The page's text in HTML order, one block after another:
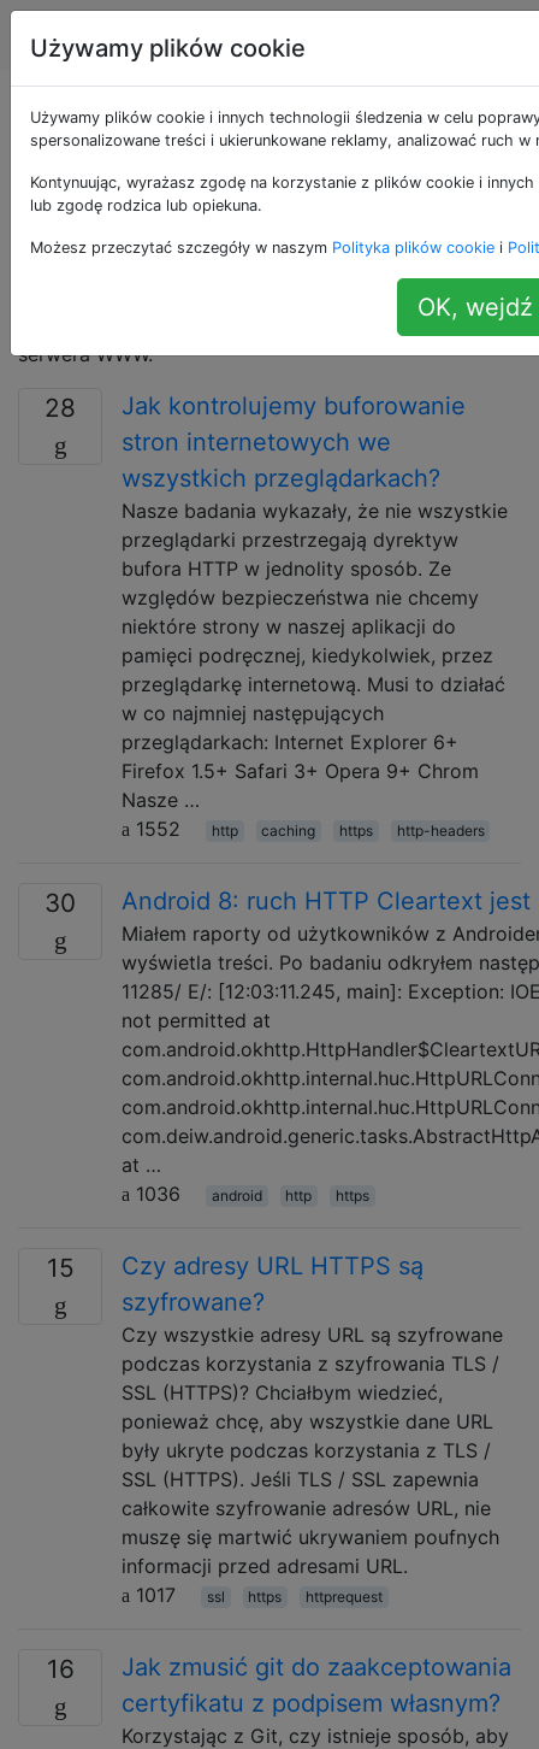
Programowanie
Pytania otagowane
jako https
Hypertext Transfer Protocol Secure (HTTPS) to
protokołem SSL / TLS w celu zapewnienia szyfrowanej
komunikacji i bezpiecznej identyfikacji sieciowego
serwera WWW.
28
Jak kontrolujemy buforowanie
stron internetowych we
wszystkich przeglądarkach?
Nasze badania wykazały, że nie wszystkie
przeglądarki przestrzegają dyrektyw
bufora HTTP w jednolity sposób. Ze
względów bezpieczeństwa nie chcemy
niektóre strony w naszej aplikacji do
pamięci podręcznej, kiedykolwiek, przez
przeglądarkę internetową. Musi to działać
w co najmniej następujących
przeglądarkach: Internet Explorer 6+
Firefox 1.5+ Safari 3+ Opera 9+ Chrom
Nasze …
1552
http caching https http-headers
30 Android 8: ruch HTTP Cleartext
Miałem raporty od użytkowników z
wyświetla treści. Po badaniu odkryłem
11285/ E/: [12:03:11.245, main]: Exception:
not permitted at
at …
1036
android http https
15
Czy adresy URL HTTPS są
szyfrowane?
Czy wszystkie adresy URL są szyfrowane
podczas korzystania z szyfrowania TLS /
SSL (HTTPS)? Chciałbym wiedzieć,
ponieważ chcę, aby wszystkie dane URL
były ukryte podczas korzystania z TLS /
SSL (HTTPS). Jeśli TLS / SSL zapewnia
całkowite szyfrowanie adresów URL, nie
muszę się martwić ukrywaniem poufnych
informacji przed adresami URL.
1017
ssl https httprequest
16
Jak zmusić git do zaakceptowania
certyfikatu z podpisem własnym?
Korzystając z Git, czy istnieje sposób, aby
Używamy plików cookie
Używamy plików cookie i innych technologii śledzenia w celu
spersonalizowane treści i ukierunkowane reklamy, analizować ruch
Kontynuując, wyrażasz zgodę na korzystanie z plików cookie i
lub zgodę rodzica lub opiekuna.
Możesz przeczytać szczegóły w naszym Polityka plików cookie i
OK,